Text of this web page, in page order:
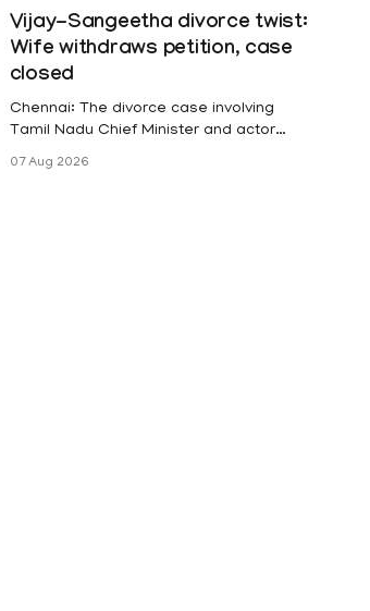
Vijay-Sangeetha divorce twist:
Wife withdraws petition, case
closed
Chennai: The divorce case involving
Tamil Nadu Chief Minister and actor
Vijay and his wife Sangeetha
Sowrnalingam has taken a new turn
07 Aug 2026